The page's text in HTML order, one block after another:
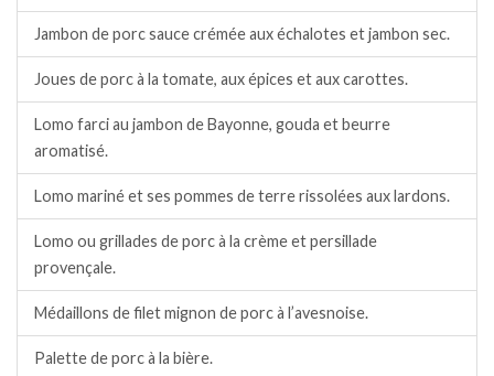
Jambon de porc sauce crémée aux échalotes et jambon sec.
Joues de porc à la tomate, aux épices et aux carottes.
Lomo farci au jambon de Bayonne, gouda et beurre
aromatisé.
Lomo mariné et ses pommes de terre rissolées aux lardons.
Lomo ou grillades de porc à la crème et persillade
provençale.
Médaillons de filet mignon de porc à l’avesnoise.
Palette de porc à la bière.